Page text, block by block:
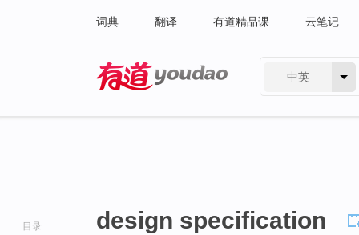
词典 翻译 有道精品课 云笔记
中英
目录 design specification